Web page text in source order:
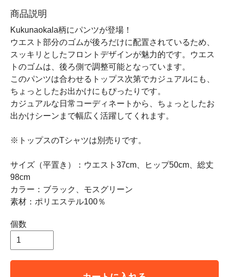
商品説明
Kukunaokala柄にパンツが登場！
ウエスト部分のゴムが後ろだけに配置されているため、
スッキリとしたフロントデザインが魅力的です。ウエス
トのゴムは、後ろ側で調整可能となっています。
このパンツは合わせるトップス次第でカジュアルにも、
ちょっとしたお出かけにもぴったりです。
カジュアルな日常コーディネートから、ちょっとしたお
出かけシーンまで幅広く活躍してくれます。
※トップスのTシャツは別売りです。
サイズ（平置き）：ウエスト37cm、ヒップ50cm、総丈
98cm
カラー：ブラック、モスグリーン
素材：ポリエステル100％
個数